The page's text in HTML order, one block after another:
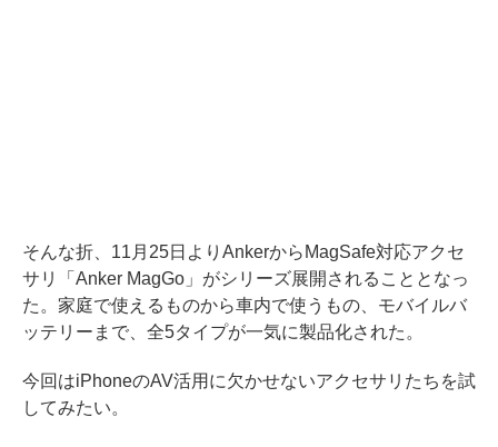
そんな折、11月25日よりAnkerからMagSafe対応アクセ
サリ「Anker MagGo」がシリーズ展開されることとなっ
た。家庭で使えるものから車内で使うもの、モバイルバ
ッテリーまで、全5タイプが一気に製品化された。
今回はiPhoneのAV活用に欠かせないアクセサリたちを試
してみたい。